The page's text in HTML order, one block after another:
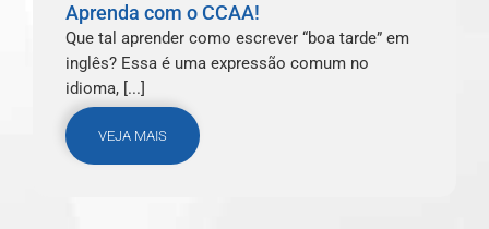
Aprenda com o CCAA!
Que tal aprender como escrever “boa tarde” em
inglês? Essa é uma expressão comum no
idioma, [...]
VEJA MAIS